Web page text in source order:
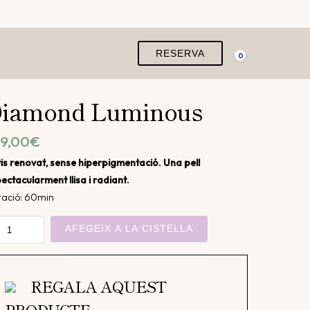
RESERVA 0
Luminous
€
renovat, sense hiperpigmentació. Una pell
llisa i radiant.
60min
AFEGEIX A LA CISTELLA
REGALA AQUEST